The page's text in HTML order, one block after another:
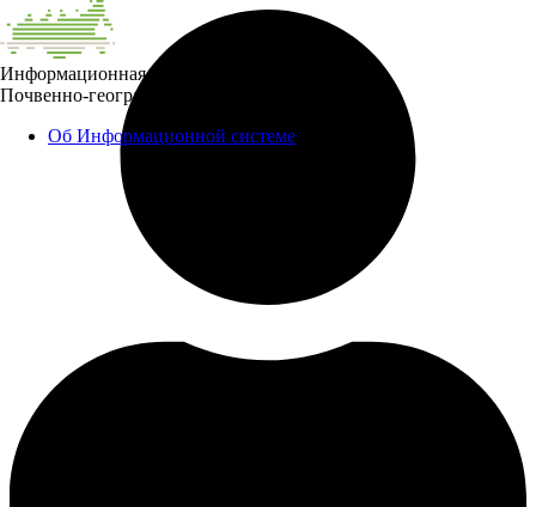
Информационная система
Почвенно-географическая база данных России
Об Информационной системе